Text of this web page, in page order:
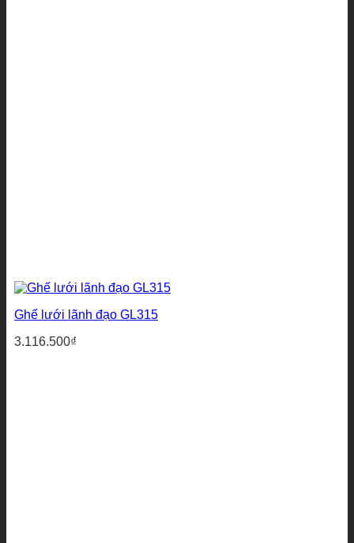
Ghế lưới lãnh đạo GL315
3.116.500₫